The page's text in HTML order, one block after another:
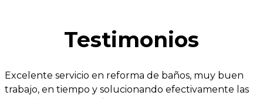
Testimonios
Excelente servicio en reforma de baños, muy buen
trabajo, en tiempo y solucionando efectivamente las